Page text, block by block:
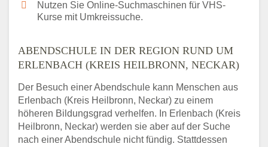
Nutzen Sie Online-Suchmaschinen für VHS-
Kurse mit Umkreissuche.
ABENDSCHULE IN DER REGION RUND UM
ERLENBACH (KREIS HEILBRONN, NECKAR)
Der Besuch einer Abendschule kann Menschen aus
Erlenbach (Kreis Heilbronn, Neckar) zu einem
höheren Bildungsgrad verhelfen. In Erlenbach (Kreis
Heilbronn, Neckar) werden sie aber auf der Suche
nach einer Abendschule nicht fündig. Stattdessen